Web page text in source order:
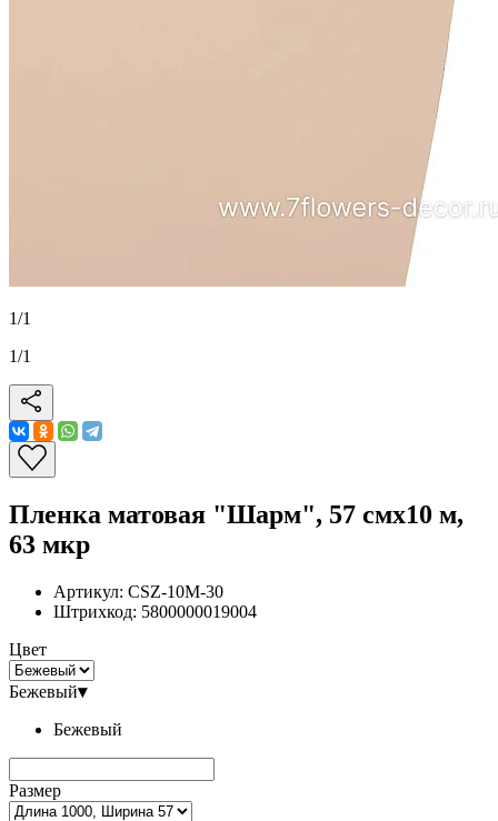
1/1
1/1
Пленка матовая "Шарм", 57 смx10 м,
63 мкр
Артикул: CSZ-10M-30
Штрихкод: 5800000019004
Цвет
Бежевый▾
Бежевый
Размер